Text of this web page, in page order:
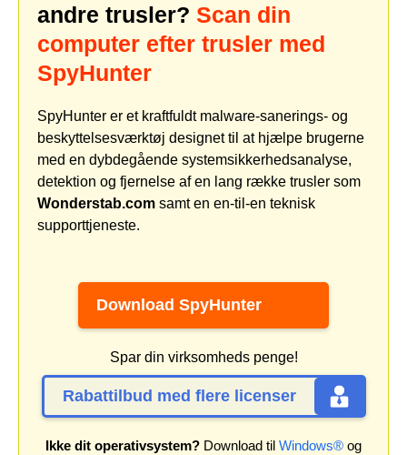
andre trusler? Scan din
computer efter trusler med
SpyHunter
SpyHunter er et kraftfuldt malware-sanerings- og
beskyttelsesværktøj designet til at hjælpe brugerne
med en dybdegående systemsikkerhedsanalyse,
detektion og fjernelse af en lang række trusler som
Wonderstab.com samt en en-til-en teknisk
supporttjeneste.
Download SpyHunter
Spar din virksomheds penge!
Rabattilbud med flere licenser
Ikke dit operativsystem? Download til Windows® og